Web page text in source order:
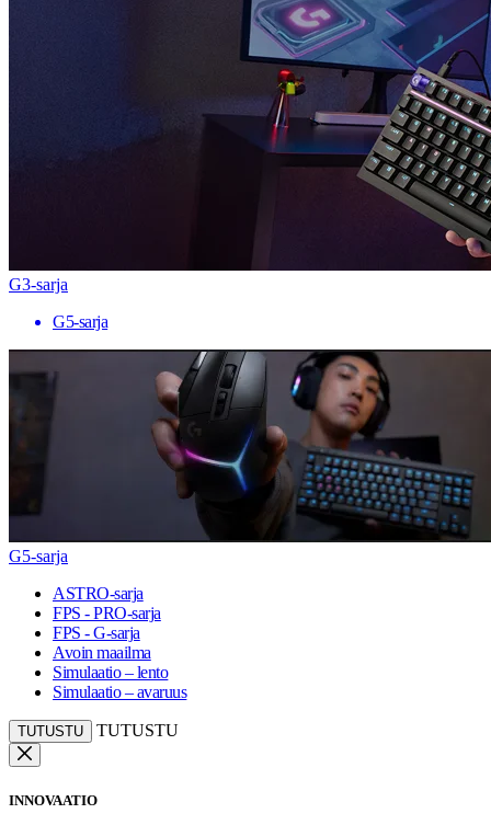
G3-sarja
G5-sarja
G5-sarja
ASTRO-sarja
FPS - PRO-sarja
FPS - G-sarja
Avoin maailma
Simulaatio – lento
Simulaatio – avaruus
TUTUSTU TUTUSTU
INNOVAATIO